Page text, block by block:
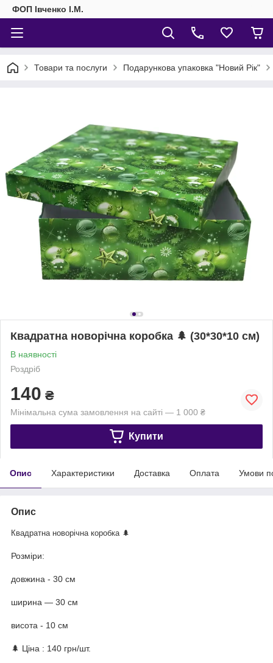
ФОП Івченко І.М.
Товари та послуги Подарункова упаковка "Новий Рік"
Квадратна новорічна коробка 🌲 (30*30*10 см)
В наявності
Роздріб
140 ₴
Мінімальна сума замовлення на сайті — 1 000 ₴
Купити
Опис Характеристики Доставка Оплата Умови
Опис
Квадратна новорічна коробка 🌲
Розміри:
довжина - 30 см
ширина — 30 см
висота - 10 см
🌲 Ціна : 140 грн/шт.